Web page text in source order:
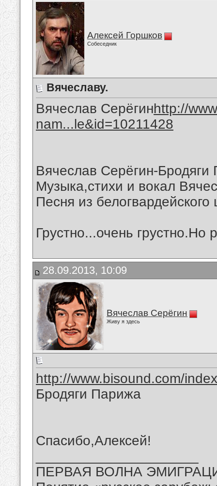
Алексей Горшков
Собеседник
Вячеславу.
Вячеслав Серёгинhttp://
nam...le&id=10211428
Вячеслав Серёгин-
Музыка,стихи и вокал
Песня из белогвардейского
Грустно...очень грустно.Но
28.09.2013, 10:09
Вячеслав Серёгин
Живу я здесь
http://www.bisound.com/
Бродяги Парижа
Спасибо,Алексей!
ПЕРВАЯ ВОЛНА